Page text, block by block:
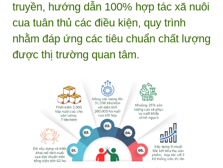
truyền, hướng dẫn 100% hợp tác xã nuôi
cua tuân thủ các điều kiện, quy trình
nhằm đáp ứng các tiêu chuẩn chất lượng
được thị trường quan tâm.